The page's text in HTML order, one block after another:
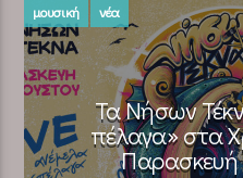
μουσική νέα
Τα Νήσων
πέλαγα» στα
Παρασκευή